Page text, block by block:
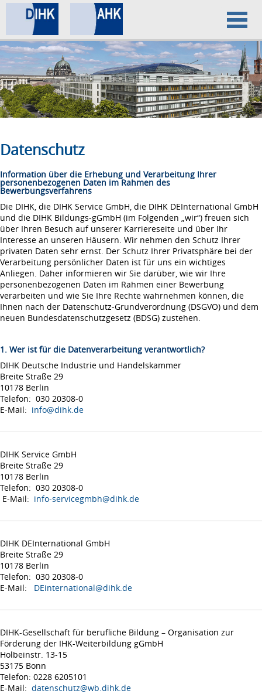
Home
Datenschutz
Impressum
Datenschutz
Information über die Erhebung und Verarbeitung Ihrer
personenbezogenen Daten im Rahmen des
Bewerbungsverfahrens
Die DIHK, die DIHK Service GmbH, die DIHK DEInternational GmbH
und die DIHK Bildungs-gGmbH (im Folgenden „wir“) freuen sich
über Ihren Besuch auf unserer Karriereseite und über Ihr
Interesse an unseren Häusern. Wir nehmen den Schutz Ihrer
privaten Daten sehr ernst. Der Schutz Ihrer Privatsphäre bei der
Verarbeitung persönlicher Daten ist für uns ein wichtiges
Anliegen. Daher informieren wir Sie darüber, wie wir Ihre
personenbezogenen Daten im Rahmen einer Bewerbung
verarbeiten und wie Sie Ihre Rechte wahrnehmen können, die
Ihnen nach der Datenschutz-Grundverordnung (DSGVO) und dem
neuen Bundesdatenschutzgesetz (BDSG) zustehen.
1. Wer ist für die Datenverarbeitung verantwortlich?
DIHK Deutsche Industrie und Handelskammer
Breite Straße 29
10178 Berlin
Telefon: 030 20308-0
E-Mail: info@dihk.de
DIHK Service GmbH
Breite Straße 29
10178 Berlin
Telefon: 030 20308-0
E-Mail: info-servicegmbh@dihk.de
DIHK DEInternational GmbH
Breite Straße 29
10178 Berlin
Telefon: 030 20308-0
E-Mail: DEinternational@dihk.de
DIHK-Gesellschaft für berufliche Bildung – Organisation zur
Förderung der IHK-Weiterbildung gGmbH
Holbeinstr. 13-15
53175 Bonn
Telefon: 0228 6205101
E-Mail: datenschutz@wb.dihk.de